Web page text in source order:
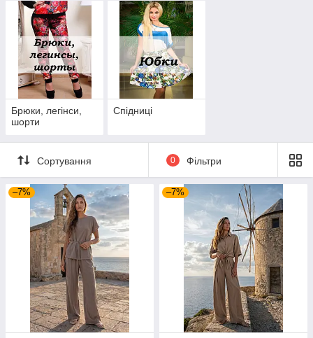
Брюки, легінси,
шорти
Спідниці
Сортування 0 Фільтри
–7% –7%